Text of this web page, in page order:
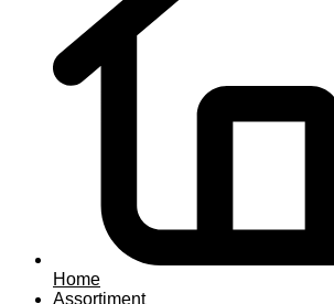
Home
Assortiment